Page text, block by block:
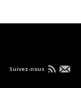
Suivez-nous